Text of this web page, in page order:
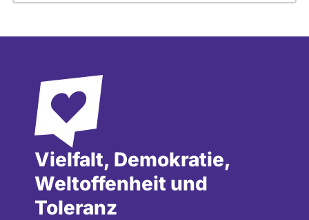
Vielfalt, Demokratie,
Weltoffenheit und
Toleranz